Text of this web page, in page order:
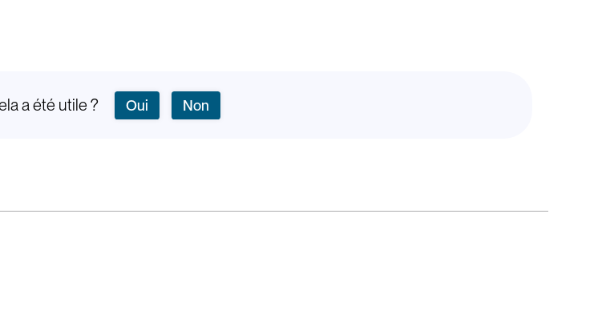
a été utile ? Oui Non